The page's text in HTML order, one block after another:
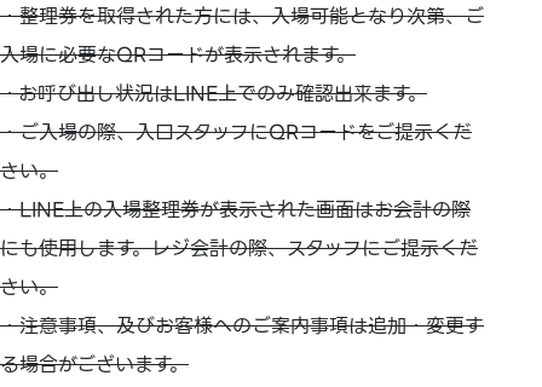
・整理券を取得された方には、入場可能となり次第、ご
入場に必要なQRコードが表示されます。
・お呼び出し状況はLINE上でのみ確認出来ます。
・ご入場の際、入口スタッフにQRコードをご提示くだ
さい。
・LINE上の入場整理券が表示された画面はお会計の際
にも使用します。レジ会計の際、スタッフにご提示くだ
さい。
・注意事項、及びお客様へのご案内事項は追加・変更す
る場合がございます。